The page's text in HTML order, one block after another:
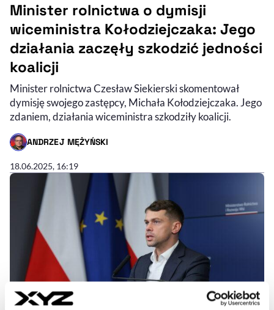
Minister rolnictwa o dymisji
wiceministra Kołodziejczaka: Jego
działania zaczęły szkodzić jedności
koalicji
Minister rolnictwa Czesław Siekierski skomentował
dymisję swojego zastępcy, Michała Kołodziejczaka. Jego
zdaniem, działania wiceministra szkodziły koalicji.
ANDRZEJ MĘŻYŃSKI
- AUTOR ARTYKUŁU - PROFIL
18.06.2025, 16:19